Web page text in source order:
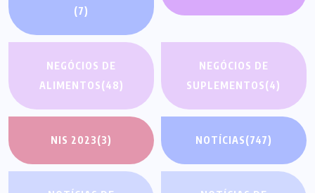
(7)
NEGÓCIOS DE
ALIMENTOS(48)
NEGÓCIOS DE
SUPLEMENTOS(4)
NIS 2023(3) NOTÍCIAS(747)